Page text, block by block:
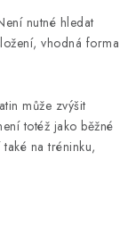
nutné hledat
vhodná forma
může zvýšit
totéž jako běžné
na tréninku,